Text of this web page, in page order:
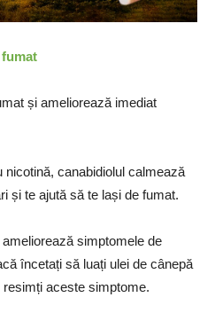
și ameliorează imediat
nicotină, canabidiolul calmează
și te ajută să te lași de fumat.
ameliorează simptomele de
încetați să luați ulei de cânepă
aceste simptome.